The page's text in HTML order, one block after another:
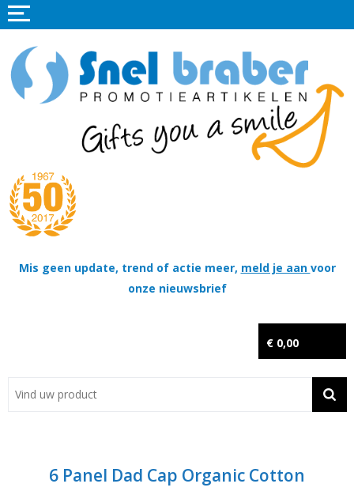
Mis geen update, trend of actie meer, meld je aan voor
onze nieuwsbrief
€ 0,00
Home
Promotieartikelen
Tassen
Thema's
Contact
Wil je snel een advies? Bel nu 053-7920045 of 06-55731304
6 Panel Dad Cap Organic Cotton